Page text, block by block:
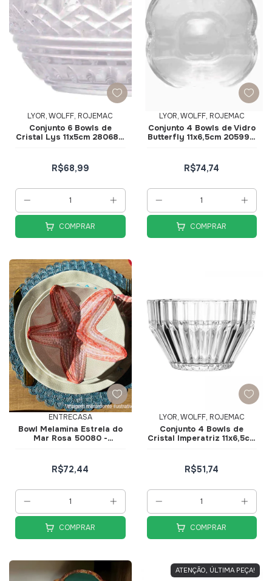
LYOR, WOLFF, ROJEMAC
Conjunto 6 Bowls de
Cristal Lys 11x5cm 28068 -
R$68,99
COMPRAR
LYOR, WOLFF, ROJEMAC
Conjunto 4 Bowls de Vidro
Butterfly 11x6,5cm 20599 -
R$74,74
COMPRAR
ENTRECASA
Bowl Melamina Estrela do
Mar Rosa 50080 -
R$72,44
COMPRAR
LYOR, WOLFF, ROJEMAC
Conjunto 4 Bowls de
Cristal Imperatriz 11x6,5cm
R$51,74
COMPRAR
ATENÇÃO, ÚLTIMA PEÇA!